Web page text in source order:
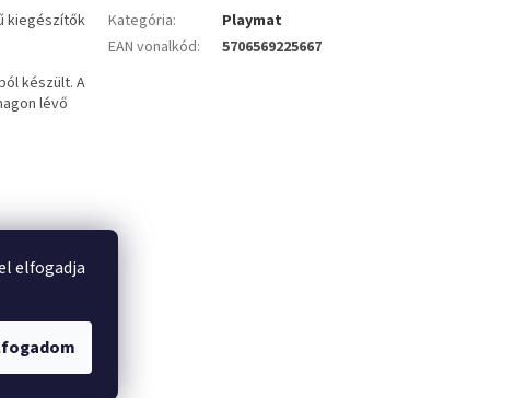
elfogadja
kiegészítők
készült. A
lévő
Kategória:
Playmat
EAN vonalkód: 5706569225667